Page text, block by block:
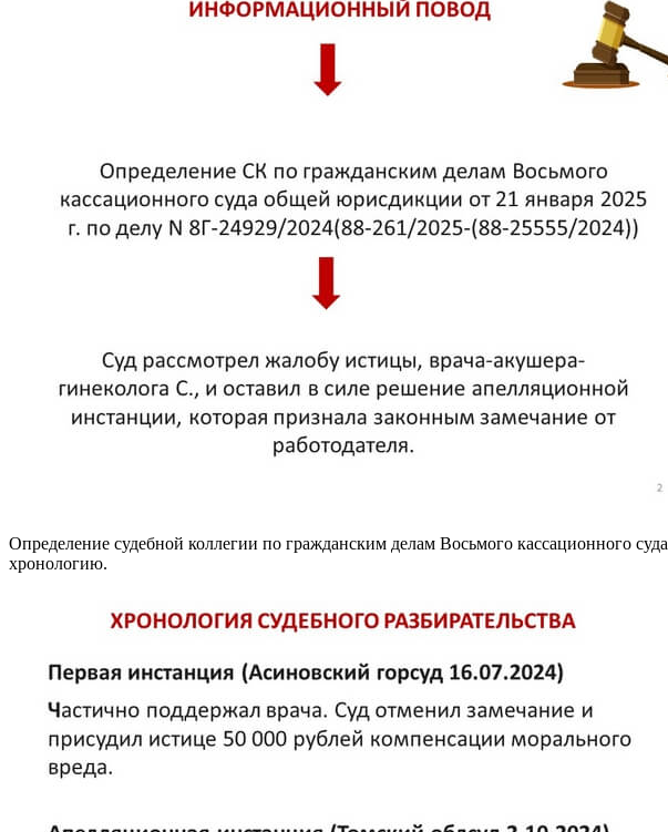
Определение судебной коллегии по гражданским делам Восьмого кассационного
хронологию.